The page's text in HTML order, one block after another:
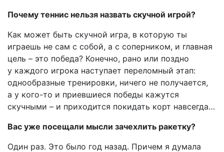
Почему теннис нельзя назвать скучной игрой?
Как может быть скучной игра, в которую ты
играешь не сам с собой, а с соперником, и главная
цель – это победа? Конечно, рано или поздно
у каждого игрока наступает переломный этап:
однообразные тренировки, ничего не получается,
а у кого-то и приевшиеся победы кажутся
скучными – и приходится покидать корт навсегда…
Вас уже посещали мысли зачехлить ракетку?
Один раз. Это было год назад. Причем я думала